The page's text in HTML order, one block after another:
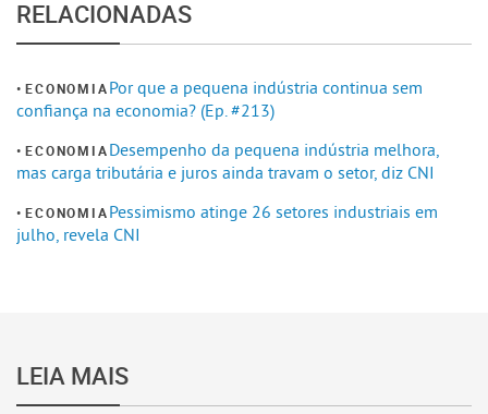
RELACIONADAS
ECONOMIAPor que a pequena indústria continua sem
confiança na economia? (Ep. #213)
ECONOMIADesempenho da pequena indústria melhora,
mas carga tributária e juros ainda travam o setor, diz CNI
ECONOMIAPessimismo atinge 26 setores industriais em
julho, revela CNI
LEIA MAIS